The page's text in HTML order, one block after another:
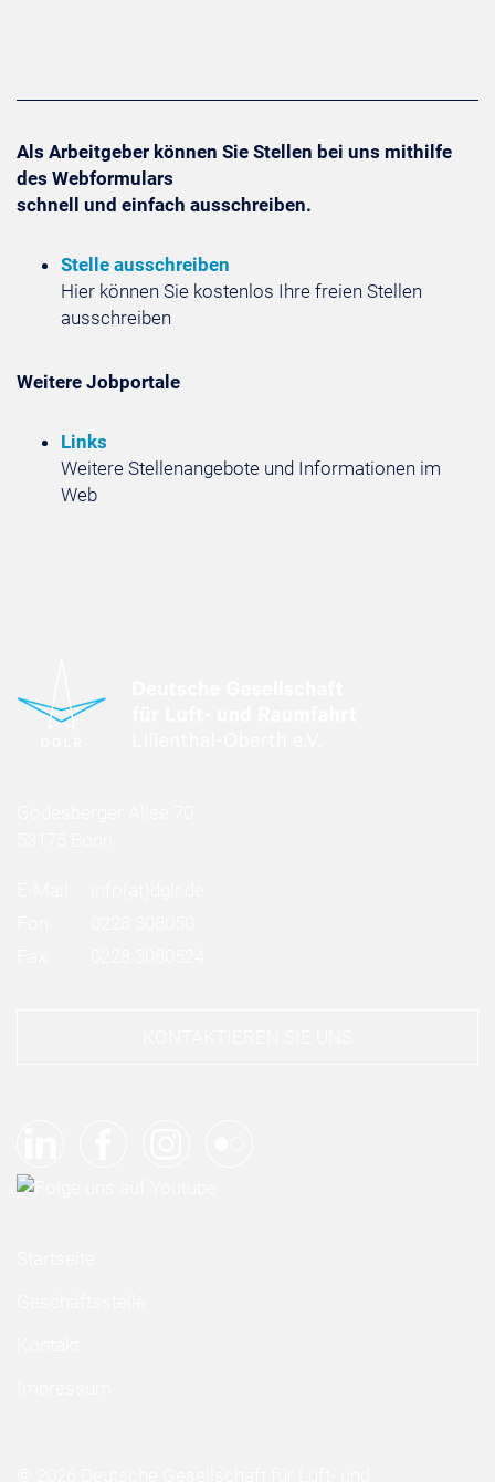
Als Arbeitgeber können Sie Stellen bei uns mithilfe
des Webformulars
schnell und einfach ausschreiben.
Stelle ausschreiben
Hier können Sie kostenlos Ihre freien Stellen
ausschreiben
Weitere Jobportale
Links
Weitere Stellenangebote und Informationen im
Web